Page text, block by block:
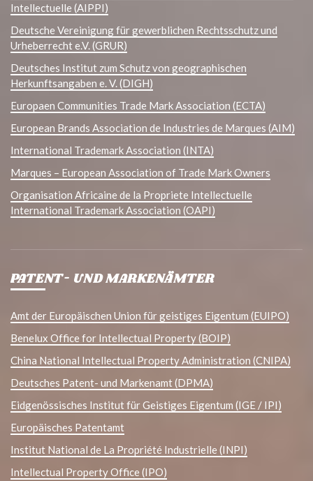
Intellectuelle (AIPPI)
Deutsche Vereinigung für gewerblichen Rechtsschutz und
Urheberrecht e.V. (GRUR)
Deutsches Institut zum Schutz von geographischen
Herkunftsangaben e. V. (DIGH)
Europaen Communities Trade Mark Association (ECTA)
European Brands Association de Industries de Marques (AIM)
International Trademark Association (INTA)
Marques – European Association of Trade Mark Owners
Organisation Africaine de la Propriete Intellectuelle
International Trademark Association (OAPI)
PATENT- UND MARKENÄMTER
Amt der Europäischen Union für geistiges Eigentum (EUIPO)
Benelux Office for Intellectual Property (BOIP)
China National Intellectual Property Administration (CNIPA)
Deutsches Patent- und Markenamt (DPMA)
Eidgenössisches Institut für Geistiges Eigentum (IGE / IPI)
Europäisches Patentamt
Institut National de La Propriété Industrielle (INPI)
Intellectual Property Office (IPO)